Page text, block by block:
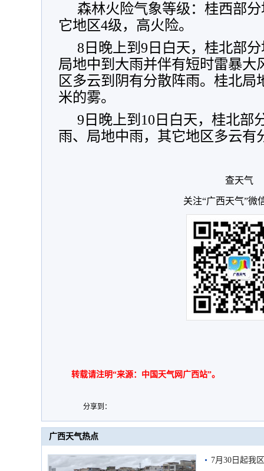
森林火险气象等级：桂西部
它地区4级，高火险。
8日晚上到9日白天，桂北部
局地中到大雨并伴有短时雷暴大
区多云到阴有分散阵雨。桂北局
米的雾。
9日晚上到10日白天，桂北部
雨、局地中雨，其它地区多云有
查天气
关注“广西天气”微
转载请注明“来源：中国天气网广西站”。
分享到：
广西天气热点
7月30日起我